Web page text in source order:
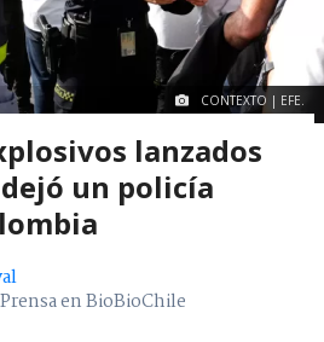
CONTEXTO | EFE.
lanzados
un policía
en BioBioChile